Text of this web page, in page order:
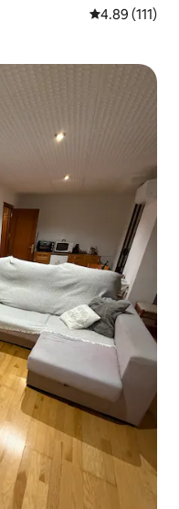
औसत रेटिंग 5 में से
4.89 (111)